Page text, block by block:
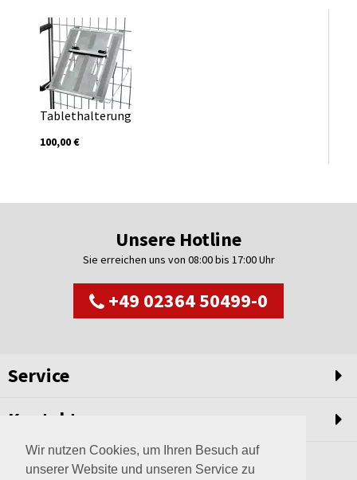
Wir nutzen Cookies, um Ihren Besuch auf
unserer Website und unseren Service zu
Tablethalterung
100,00 €
Unsere Hotline
Sie erreichen uns von 08:00 bis 17:00 Uhr
+49 02364 50499-0
Service
Kontakt